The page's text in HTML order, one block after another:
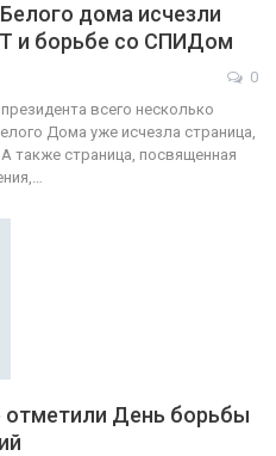
дома исчезли
и борьбе со СПИДом
0
всего несколько
Дома уже исчезла страница,
также страница, посвященная
отметили День борьбы